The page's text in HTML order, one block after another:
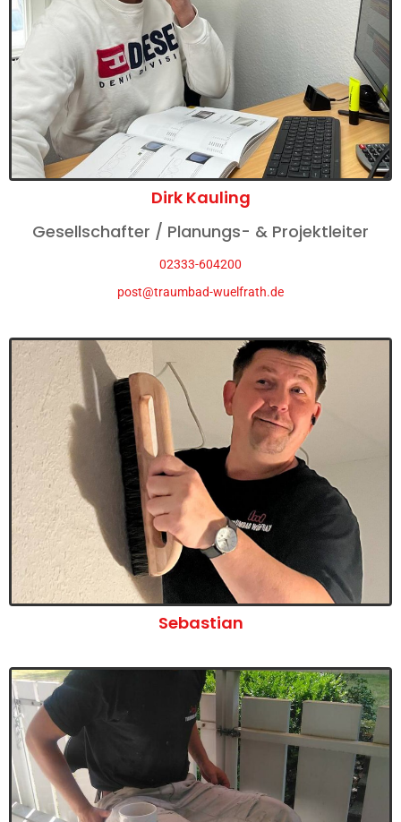
Dirk Kauling
Gesellschafter / Planungs- & Projektleiter
02333-604200
post@traumbad-wuelfrath.de
Sebastian